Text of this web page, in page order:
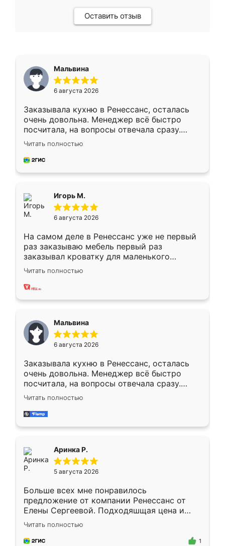
Оставить отзыв
Мальвина
6 августа 2026
Заказывала кухню в Ренессанс, осталась
очень довольна. Менеджер всё быстро
посчитала, на вопросы отвечала сразу.
Замерщик приехал в субботу, подошёл к
делу со всей ответственностью. Собрали
за день, ребята работали аккуратно, даже
Читать полностью
Игорь М.
6 августа 2026
На самом деле в Ренессанс уже не первый
раз заказываю мебель первый раз
заказывал кроватку для маленького
ребёнка при его рождении ,во второй раз
заказал шкаф-купе. По качеству очень
хорошее сборка достаточно быстрая,
меньше, здесь же он более разнообразный.
Мне нравится ,если что-то потребуется из
мебели буду заказывать только здесь.
Читать полностью
Мальвина
6 августа 2026
Заказывала кухню в Ренессанс, осталась
очень довольна. Менеджер всё быстро
посчитала, на вопросы отвечала сразу.
Замерщик приехал в субботу, подошёл к
делу со всей ответственностью. Собрали
за день, ребята работали аккуратно, даже
Читать полностью
Аринка Р.
5 августа 2026
Больше всех мне понравилось
предложение от компании Ренессанс от
Елены Сергеевой. Подходяшщая цена и
короткие сроки изготовления. Приехавший
для замера сотрудник Владислав
предложил по моему эскизу самый
Читать полностью
1